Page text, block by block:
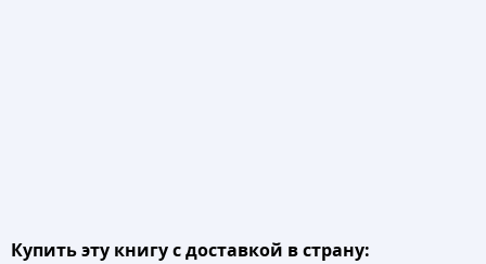
Купить эту книгу с доставкой в страну: